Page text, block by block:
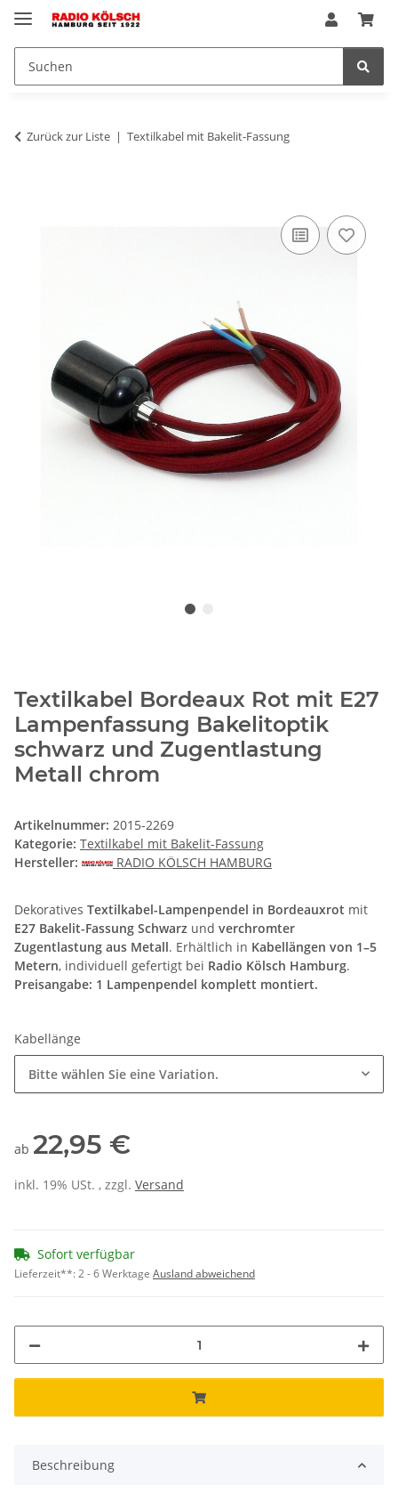
Zurück zur Liste Textilkabel mit Bakelit-Fassung
Textilkabel Bordeaux Rot mit E27
Lampenfassung Bakelitoptik
schwarz und Zugentlastung
Metall chrom
Artikelnummer: 2015-2269
Kategorie: Textilkabel mit Bakelit-Fassung
Hersteller:
RADIO KÖLSCH HAMBURG
Dekoratives Textilkabel-Lampenpendel in Bordeauxrot mit
E27 Bakelit-Fassung Schwarz und verchromter
Zugentlastung aus Metall. Erhältlich in Kabellängen von 1–5
Metern, individuell gefertigt bei Radio Kölsch Hamburg.
Preisangabe: 1 Lampenpendel komplett montiert.
Kabellänge
Bitte wählen Sie eine Variation.
ab 22,95 €
inkl. 19% USt. , zzgl. Versand
Sofort verfügbar
Lieferzeit**:2 - 6 Werktage Ausland abweichend
Beschreibung